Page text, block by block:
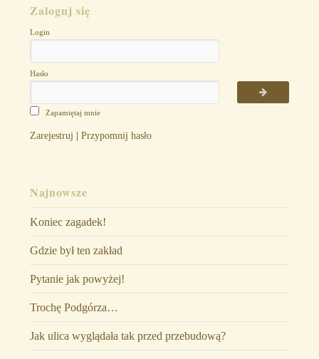
Zaloguj się
Login
Hasło
Zapamiętaj mnie
Zarejestruj | Przypomnij hasło
Najnowsze
Koniec zagadek!
Gdzie był ten zakład
Pytanie jak powyżej!
Trochę Podgórza…
Jak ulica wyglądała tak przed przebudową?